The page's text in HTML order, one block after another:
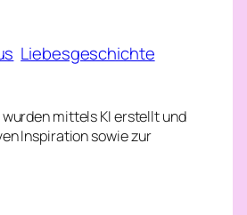
Liebesgeschichte
mittels KI erstellt und
Inspiration sowie zur